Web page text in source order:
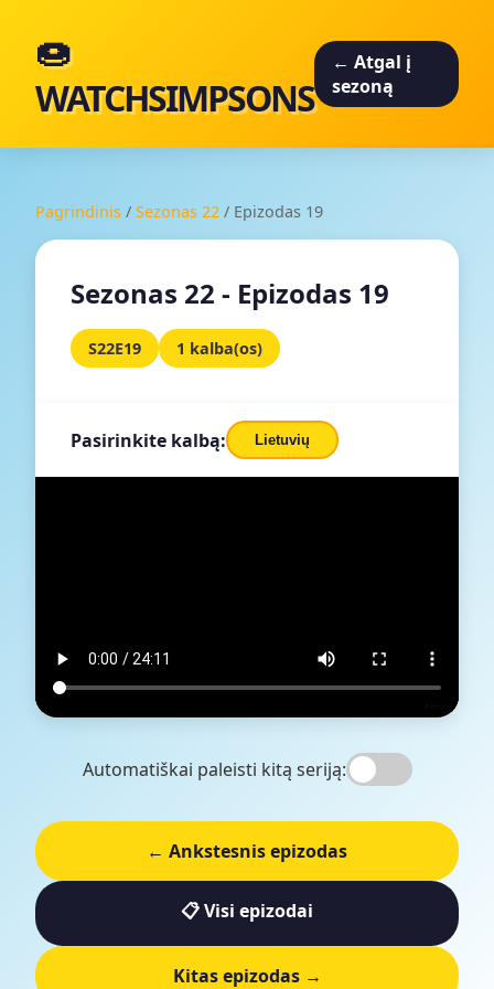
🍩
WATCHSIMPSONS
← Atgal į
sezoną
Pagrindinis / Sezonas 22 / Epizodas 19
Sezonas 22 - Epizodas 19
S22E19 1 kalba(os)
Pasirinkite kalbą: Lietuvių
Automatiškai paleisti kitą seriją:
← Ankstesnis epizodas
📋 Visi epizodai
Kitas epizodas →